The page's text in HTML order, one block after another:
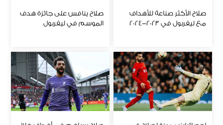
صلاح الأكثر صناعة للأهداف
مع ليفربول في 2023-2024
صلاح ينافس على جائزة هدف
الموسم في ليفربول